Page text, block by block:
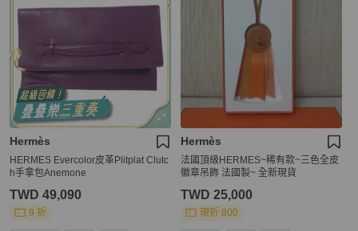
Hermès
HERMES Evercolor皮革Plitplat Clutc
h手拿包Anemone
TWD 49,090
9 折
Hermès
法國頂級HERMES~稀有款~三色全皮
徽章吊飾 法國製~ 全新現貨
TWD 25,000
現折 800